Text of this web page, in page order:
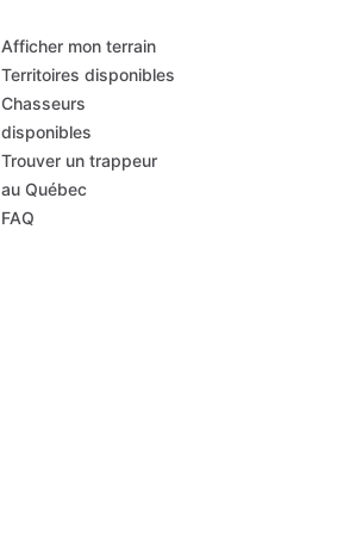
Afficher mon terrain
Territoires disponibles
Chasseurs
disponibles
Trouver un trappeur
au Québec
FAQ